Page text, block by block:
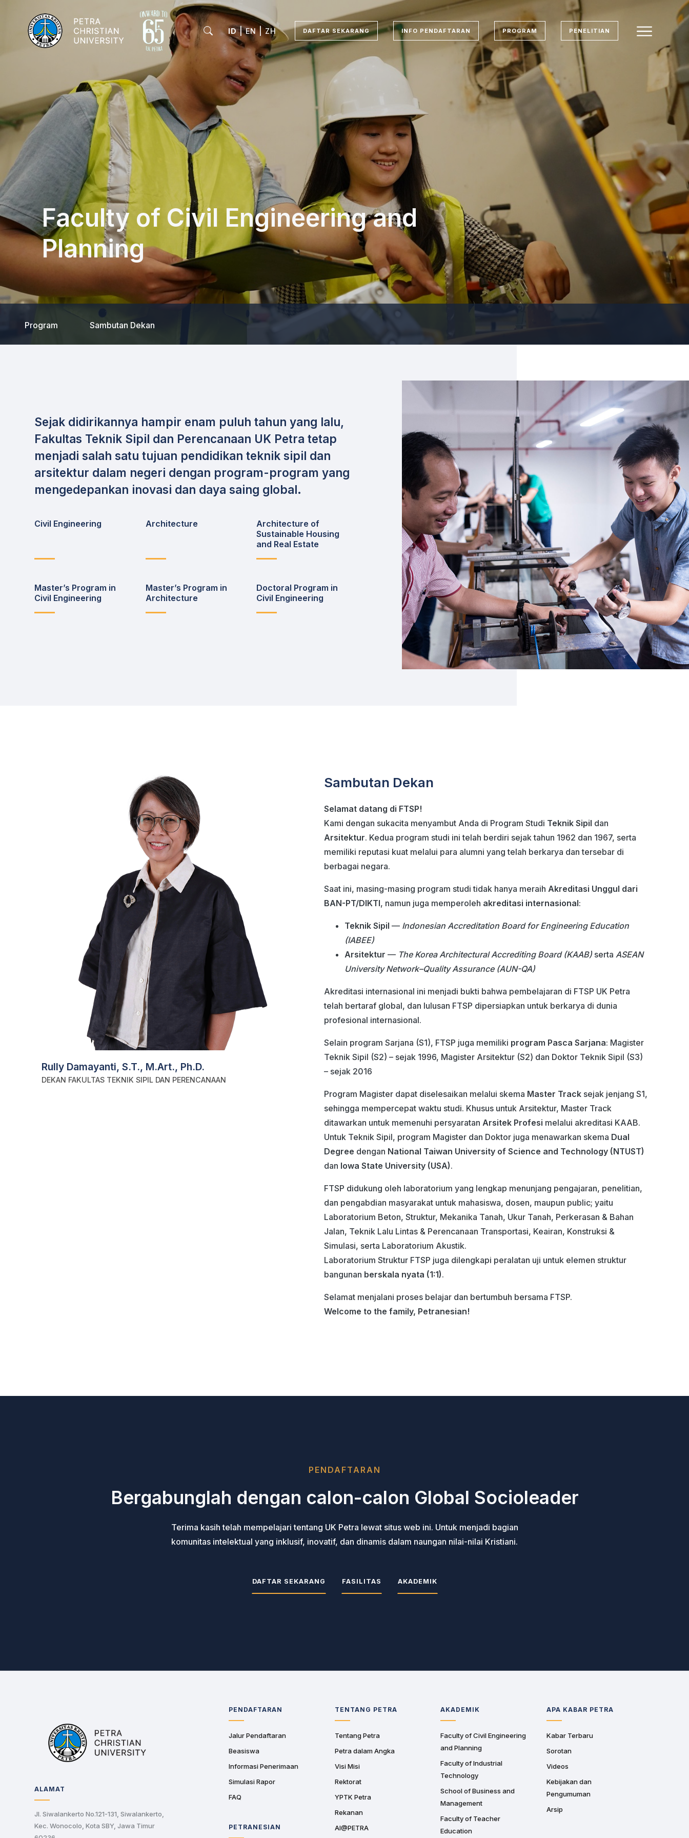
ID|EN|ZH DAFTAR SEKARANG INFO PENDAFTARAN PROGRAM PENELITIAN
Faculty of Civil Engineering and
Planning
Program Sambutan Dekan
Sejak didirikannya hampir enam puluh tahun yang lalu,
Fakultas Teknik Sipil dan Perencanaan UK Petra tetap
menjadi salah satu tujuan pendidikan teknik sipil dan
arsitektur dalam negeri dengan program-program yang
mengedepankan inovasi dan daya saing global.
Civil Engineering Architecture
Architecture of
Sustainable Housing
and Real Estate
Master’s Program in
Civil Engineering
Master’s Program in
Architecture
Doctoral Program in
Civil Engineering
Rully Damayanti, S.T., M.Art., Ph.D.
DEKAN FAKULTAS TEKNIK SIPIL DAN PERENCANAAN
Sambutan Dekan
Selamat datang di FTSP!
Kami dengan sukacita menyambut Anda di Program Studi Teknik Sipil dan
Arsitektur. Kedua program studi ini telah berdiri sejak tahun 1962 dan 1967, serta
memiliki reputasi kuat melalui para alumni yang telah berkarya dan tersebar di
berbagai negara.
Saat ini, masing-masing program studi tidak hanya meraih Akreditasi Unggul dari
BAN-PT/DIKTI, namun juga memperoleh akreditasi internasional:
Teknik Sipil — Indonesian Accreditation Board for Engineering Education
(IABEE)
Arsitektur — The Korea Architectural Accrediting Board (KAAB)serta ASEAN
University Network–Quality Assurance (AUN-QA)
Akreditasi internasional ini menjadi bukti bahwa pembelajaran di FTSP UK Petra
telah bertaraf global, dan lulusan FTSP dipersiapkan untuk berkarya di dunia
profesional internasional.
Selain program Sarjana (S1), FTSP juga memiliki program Pasca Sarjana: Magister
Teknik Sipil (S2) – sejak 1996, Magister Arsitektur (S2) dan Doktor Teknik Sipil (S3)
– sejak 2016
Program Magister dapat diselesaikan melalui skema Master Tracksejak jenjang S1,
sehingga mempercepat waktu studi. Khusus untuk Arsitektur, Master Track
ditawarkan untuk memenuhi persyaratan Arsitek Profesi melalui akreditasi KAAB.
Untuk Teknik Sipil, program Magister dan Doktor juga menawarkan skema Dual
Degree dengan National Taiwan University of Science and Technology (NTUST)
dan Iowa State University (USA).
FTSP didukung oleh laboratorium yang lengkap menunjang pengajaran, penelitian,
dan pengabdian masyarakat untuk mahasiswa, dosen, maupun public; yaitu
Laboratorium Beton, Struktur, Mekanika Tanah, Ukur Tanah, Perkerasan & Bahan
Jalan, Teknik Lalu Lintas & Perencanaan Transportasi, Keairan, Konstruksi &
Simulasi, serta Laboratorium Akustik.
Laboratorium Struktur FTSP juga dilengkapi peralatan uji untuk elemen struktur
bangunan berskala nyata (1:1).
Selamat menjalani proses belajar dan bertumbuh bersama FTSP.
Welcome to the family, Petranesian!
PENDAFTARAN
Bergabunglah dengan calon-calon Global Socioleader
Terima kasih telah mempelajari tentang UK Petra lewat situs web ini. Untuk menjadi bagian
komunitas intelektual yang inklusif, inovatif, dan dinamis dalam naungan nilai-nilai Kristiani.
DAFTAR SEKARANG FASILITAS AKADEMIK
ALAMAT
Jl. Siwalankerto No.121-131, Siwalankerto,
Kec. Wonocolo, Kota SBY, Jawa Timur
PENDAFTARAN
Jalur Pendaftaran
Beasiswa
Informasi Penerimaan
Simulasi Rapor
FAQ
PETRANESIAN
TENTANG PETRA
Tentang Petra
Petra dalam Angka
Visi Misi
Rektorat
YPTK Petra
Rekanan
AI@PETRA
AKADEMIK
Faculty of Civil Engineering
and Planning
Faculty of Industrial
Technology
School of Business and
Management
Faculty of Teacher
Education
APA KABAR PETRA
Kabar Terbaru
Sorotan
Videos
Kebijakan dan
Pengumuman
Arsip